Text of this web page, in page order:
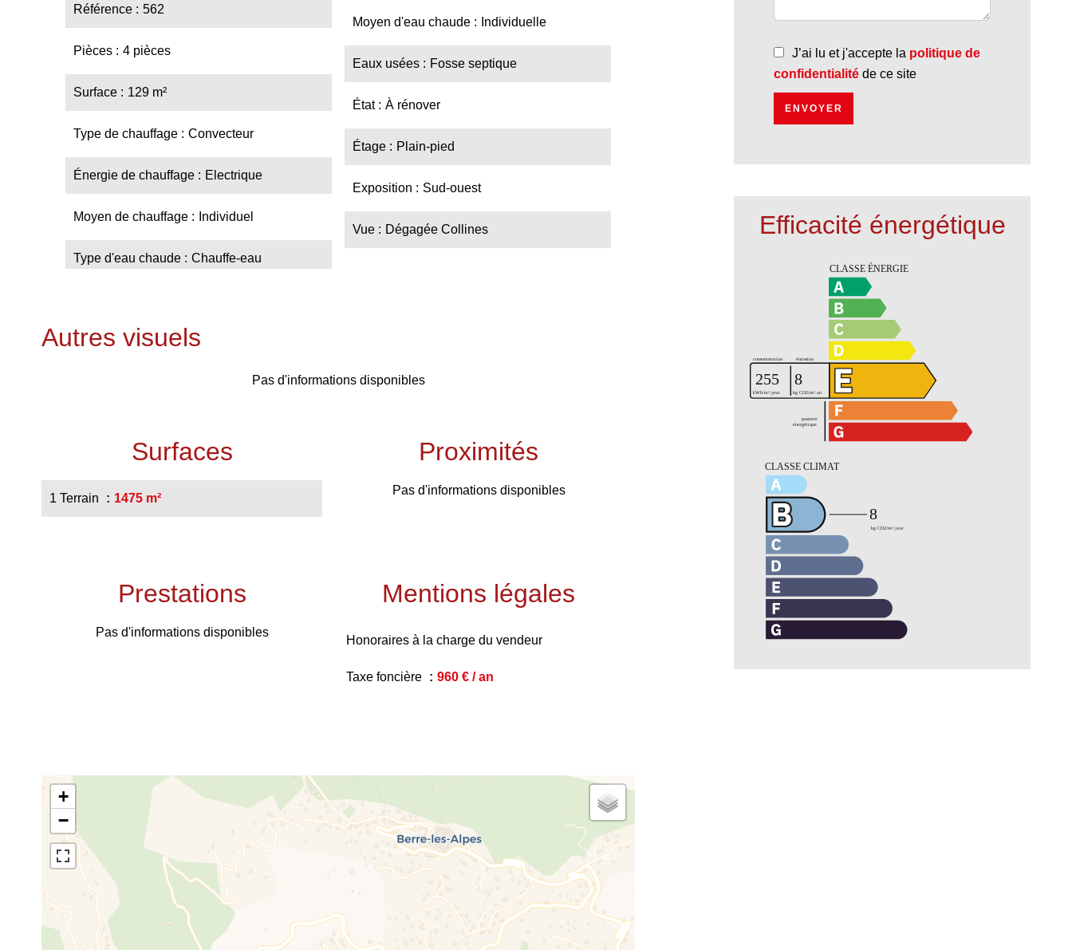
Référence 562
Pièces 4 pièces
Surface 129 m²
Type de chauffage Convecteur
Énergie de chauffage Electrique
Moyen de chauffage Individuel
Type d'eau chaude Chauffe-eau
Moyen d'eau chaude Individuelle
Eaux usées Fosse septique
État À rénover
Étage Plain-pied
Exposition Sud-ouest
Vue Dégagée Collines
Autres visuels
Pas d'informations disponibles
Surfaces
1 Terrain 1475 m²
Proximités
Pas d'informations disponibles
Prestations
Pas d'informations disponibles
Mentions légales
Honoraires à la charge du vendeur
Taxe foncière 960 € / an
+
−
J’ai lu et j'accepte la politique de
confidentialité de ce site
ENVOYER
Efficacité énergétique